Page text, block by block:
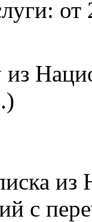
от
из
из
с